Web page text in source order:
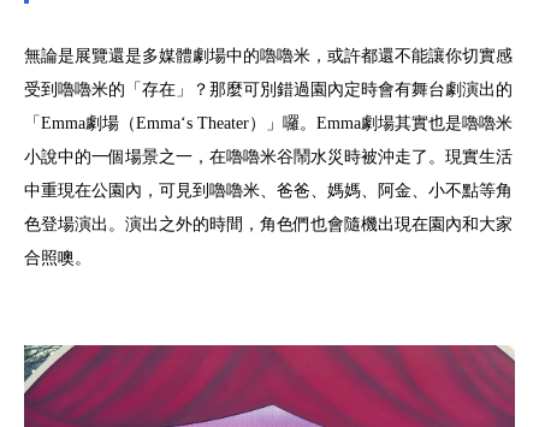
無論是展覽還是多媒體劇場中的嚕嚕米，或許都還不能讓你切實感
受到嚕嚕米的「存在」？那麼可別錯過園內定時會有舞台劇演出的
「Emma劇場（Emma‘s Theater）」囉。Emma劇場其實也是嚕嚕米
小說中的一個場景之一，在嚕嚕米谷鬧水災時被沖走了。現實生活
中重現在公園內，可見到嚕嚕米、爸爸、媽媽、阿金、小不點等角
色登場演出。演出之外的時間，角色們也會隨機出現在園內和大家
合照噢。